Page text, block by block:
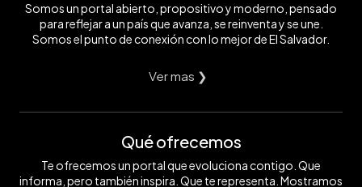
Somos un portal abierto, propositivo y moderno, pensado
para reflejar a un país que avanza, se reinventa y se une.
Somos el punto de conexión con lo mejor de El Salvador.
Ver mas ❯
Qué ofrecemos
Te ofrecemos un portal que evoluciona contigo. Que
informa, pero también inspira. Que te representa. Mostramos